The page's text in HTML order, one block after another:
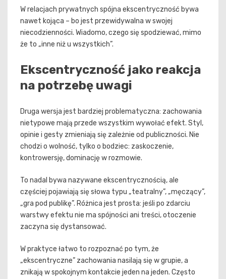
W relacjach prywatnych spójna ekscentryczność bywa
nawet kojąca – bo jest przewidywalna w swojej
niecodzienności. Wiadomo, czego się spodziewać, mimo
że to „inne niż u wszystkich”.
Ekscentryczność jako reakcja
na potrzebę uwagi
Druga wersja jest bardziej problematyczna: zachowania
nietypowe mają przede wszystkim wywołać efekt. Styl,
opinie i gesty zmieniają się zależnie od publiczności. Nie
chodzi o wolność, tylko o bodziec: zaskoczenie,
kontrowersję, dominację w rozmowie.
To nadal bywa nazywane ekscentrycznością, ale
częściej pojawiają się słowa typu „teatralny”, „męczący”,
„gra pod publikę”. Różnica jest prosta: jeśli po zdarciu
warstwy efektu nie ma spójności ani treści, otoczenie
zaczyna się dystansować.
W praktyce łatwo to rozpoznać po tym, że
„ekscentryczne” zachowania nasilają się w grupie, a
znikają w spokojnym kontakcie jeden na jeden. Często